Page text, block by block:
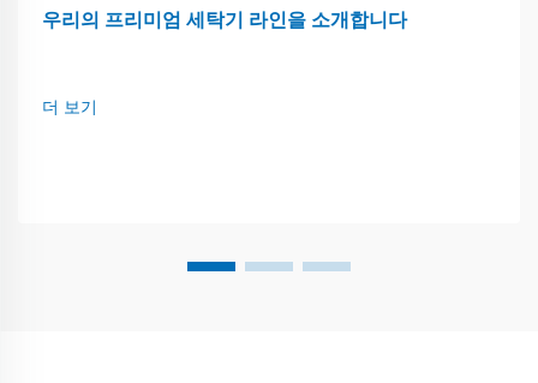
우리의 프리미엄 세탁기 라인을 소개합니다
더 보기